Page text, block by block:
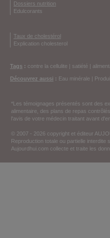
Dossiers nutrition
Edulcorants
Taux de cholestérol
Explication cholesterol
Tags : contre la cellulite | satiété |
Découvrez aussi : Eau minérale |
*Les témoignages présentés sont des
alimentaire, des plans de repas
l'avis de votre médecin traitant avant
© 2007 - 2026 copyright et éditeur
Reproduction totale ou partielle interdite
Aujourdhui.com collecte et traite les